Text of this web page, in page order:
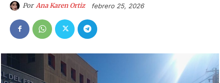
Por Ana Karen Ortiz febrero 25, 2026